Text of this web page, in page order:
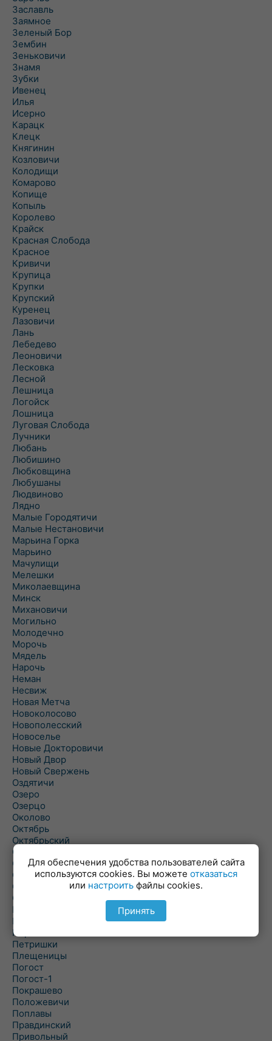
Заславль
Заямное
Зеленый Бор
Зембин
Зеньковичи
Знамя
Зубки
Ивенец
Илья
Исерно
Карацк
Клецк
Княгинин
Козловичи
Колодищи
Комарово
Копище
Копыль
Королево
Крайск
Красная Слобода
Красное
Кривичи
Крупица
Крупки
Крупский
Куренец
Лазовичи
Лань
Лебедево
Леоновичи
Лесковка
Лесной
Лешница
Логойск
Лошница
Луговая Слобода
Лучники
Любань
Любишино
Любковщина
Любушаны
Людвиново
Лядно
Малые Городятичи
Малые Нестановичи
Марьина Горка
Марьино
Мачулищи
Мелешки
Миколаевщина
Минск
Михановичи
Могильно
Молодечно
Морочь
Мядель
Нарочь
Неман
Несвиж
Новая Метча
Новоколосово
Новополесский
Новоселье
Новые Докторовичи
Новый Двор
Новый Свержень
Оздятичи
Озеро
Озерцо
Околово
Октябрь
Октябрьский
Олехновичи
Омговичи
Оношки
Осовец
Острошицкий Городок
Пасека
Пастовичи
Першаи
Петришки
Плещеницы
Погост
Погост-1
Покрашево
Положевичи
Поплавы
Правдинский
Привольный
Для обеспечения удобства пользователей сайта
используются cookies. Вы можете отказаться
или настроить файлы cookies.
Принять